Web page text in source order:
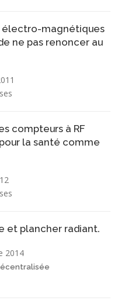
électro-magnétiques
ne pas renoncer au
compteurs à RF
la santé comme
et plancher radiant.
2014